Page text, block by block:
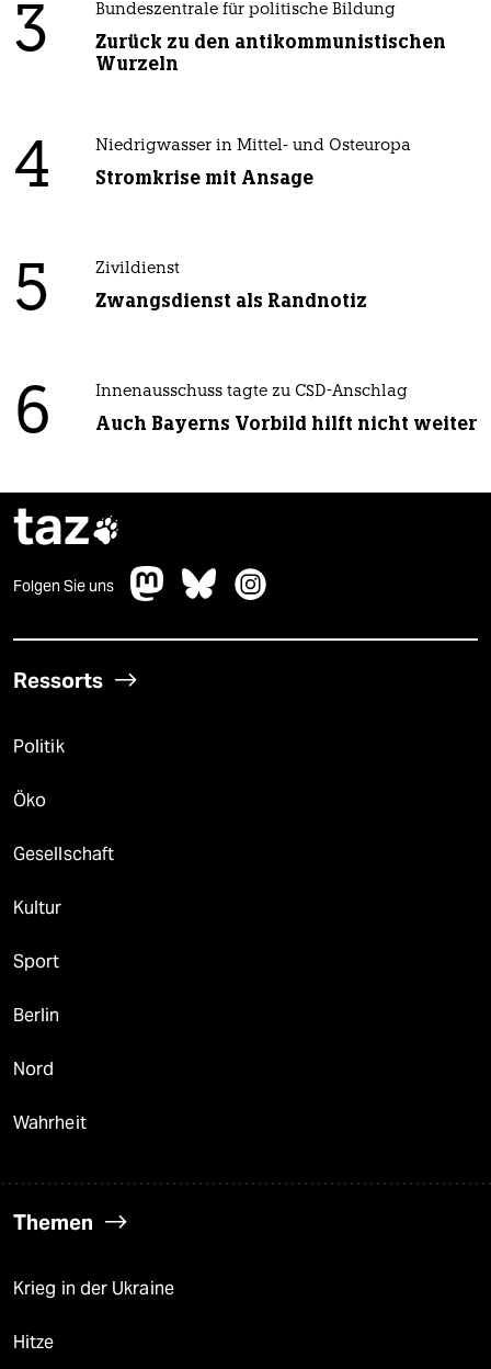
3 Bundeszentrale für politische Bildung
Zurück zu den antikommunistischen
Wurzeln
4 Niedrigwasser in Mittel- und Osteuropa
Stromkrise mit Ansage
5 Zivildienst
Zwangsdienst als Randnotiz
6 Innenausschuss tagte zu CSD-Anschlag
Auch Bayerns Vorbild hilft nicht weiter
taz
Folgen Sie uns
Ressorts
Politik
Öko
Gesellschaft
Kultur
Sport
Berlin
Nord
Wahrheit
Themen
Krieg in der Ukraine
Hitze